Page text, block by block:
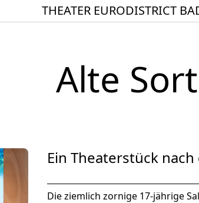
THEATER EURODISTRICT
Stücke
Alte
Ein Theaterstück
Die ziemlich zornige 17-jährige